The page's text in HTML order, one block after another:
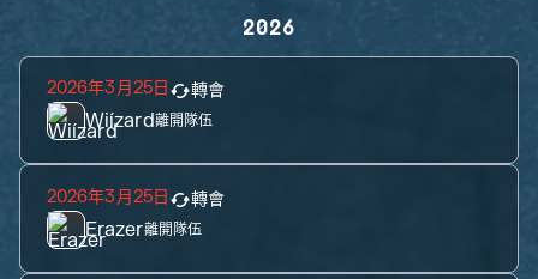
2026
2026年3月25日 轉會
Wiízard離開隊伍
2026年3月25日 轉會
Erazer離開隊伍